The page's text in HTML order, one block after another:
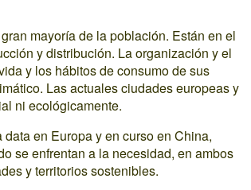
mayoría de la población. Están en el
y distribución. La organización y el
y los hábitos de consumo de sus
Las actuales ciudades europeas y
ni ecológicamente.
en Europa y en curso en China,
se enfrentan a la necesidad, en ambos
y territorios sostenibles.